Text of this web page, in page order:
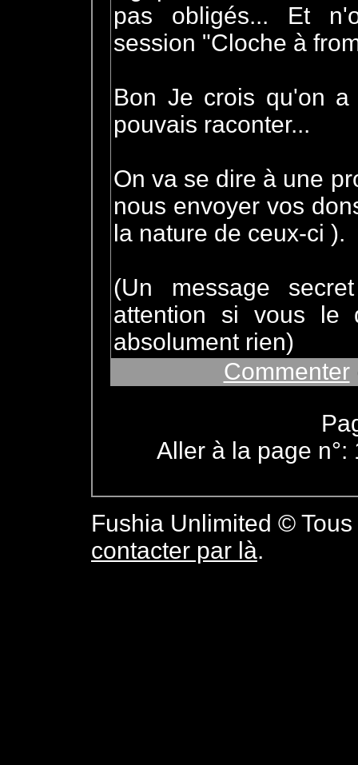
pas obligés... Et
session "Cloche à
Bon Je crois qu'on
pouvais raconter...
On va se dire à une
nous envoyer vos
la nature de ceux-ci ).
(Un message
attention si vous le
absolument rien)
Commenter
Aller à la page n°:
Fushia Unlimited ©
contacter par là.